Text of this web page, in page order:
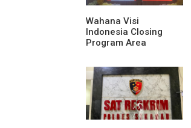
Wahana Visi
Indonesia Closing
Program Area